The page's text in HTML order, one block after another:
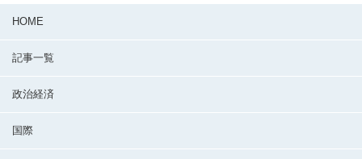
HOME
記事一覧
政治経済
国際